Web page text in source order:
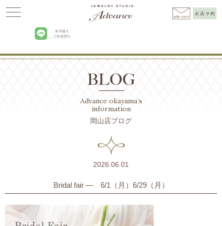
6月>1日
Advance okayama’s
information
岡山店ブログ
2026.06.01
Bridal fair ― 6/1（月）6/29（月）